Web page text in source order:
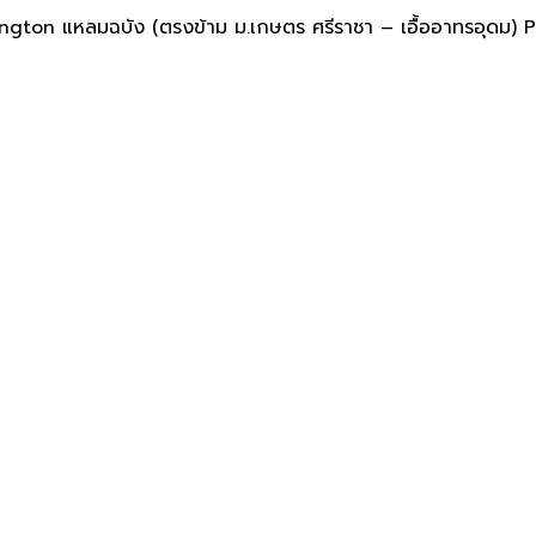
รีราชา เดินไปเรียนได้
แหลมฉบัง (ตรงข้าม ม.เกษตร ศรีราชา – เอื้ออาทรอุดม)